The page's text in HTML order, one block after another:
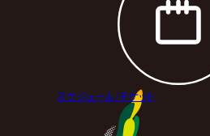
スケジュール/チケット